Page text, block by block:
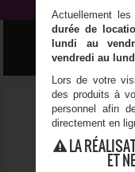
Actuellement
durée de
lundi au
vendredi au
Lors de votre
des produits à
personnel afin
directement en
LA
ET